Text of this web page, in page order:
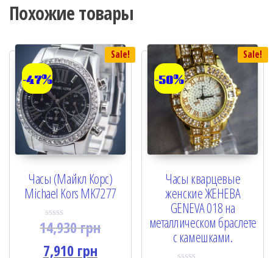
Похожие товары
Sale!
-47%
Часы (Майкл Корс)
Michael Kors MK7277
R
a
t
e
14,930грн
7,910грн
Sale!
-50%
Часы кварцевые
женские ЖЕНЕВА
GENEVA 018 на
металлическом браслете
с камешками.